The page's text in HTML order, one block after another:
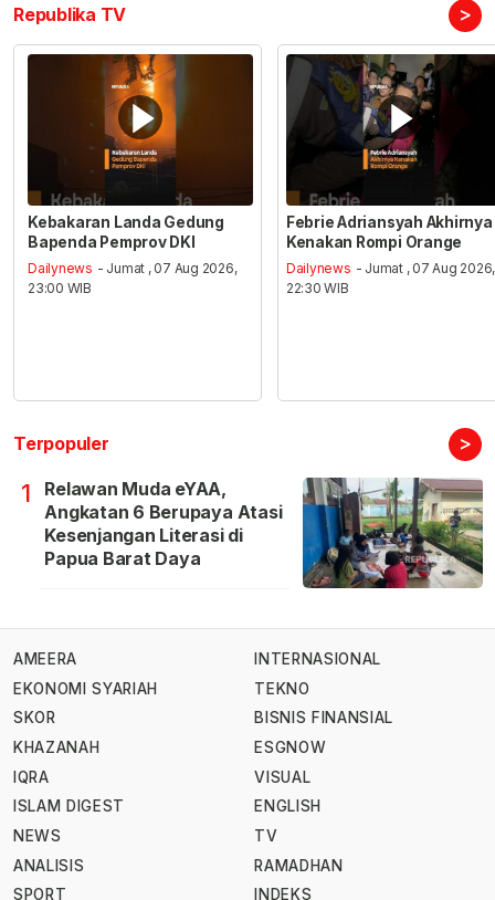
Republika TV >
Kebakaran Landa Gedung
Bapenda Pemprov DKI
Dailynews - Jumat , 07 Aug 2026,
23:00 WIB
Febrie Adriansyah Akhirnya
Kenakan Rompi Orange
Dailynews - Jumat , 07 Aug 2026,
22:30 WIB
Terpopuler >
1
Relawan Muda eYAA,
Angkatan 6 Berupaya Atasi
Kesenjangan Literasi di
Papua Barat Daya
AMEERA
EKONOMI SYARIAH
SKOR
KHAZANAH
IQRA
ISLAM DIGEST
NEWS
ANALISIS
SPORT
INTERNASIONAL
TEKNO
BISNIS FINANSIAL
ESGNOW
VISUAL
ENGLISH
TV
RAMADHAN
INDEKS